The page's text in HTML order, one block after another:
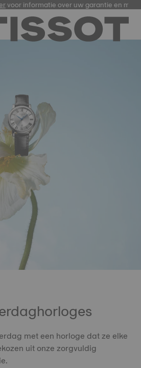
informatie over uw garantie en meer
met een horloge dat ze elke
uit onze zorgvuldig